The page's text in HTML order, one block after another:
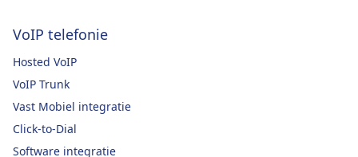
VoIP telefonie
Hosted VoIP
VoIP Trunk
Vast Mobiel integratie
Click-to-Dial
Software integratie